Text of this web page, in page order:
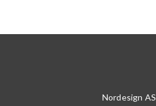
Nordesign AS